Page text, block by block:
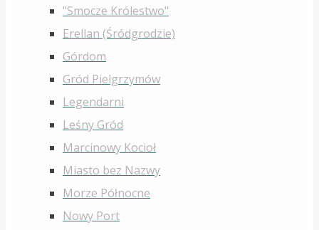
"Smocze Królestwo"
Erellan (Śródgrodzie)
Górdom
Gród Pielgrzymów
Legendarni
Leśny Gród
Marcinowy Kocioł
Miasto bez Nazwy
Morze Północne
Nowy Port